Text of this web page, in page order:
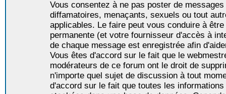
Vous consentez à ne pas poster de
diffamatoires, menaçants, sexuels ou tout
applicables. Le faire peut vous conduire à
permanente (et votre fournisseur d'accès à
de chaque message est enregistrée afin
Vous êtes d'accord sur le fait que le
modérateurs de ce forum ont le droit de
n'importe quel sujet de discussion à tout
d'accord sur le fait que toutes les